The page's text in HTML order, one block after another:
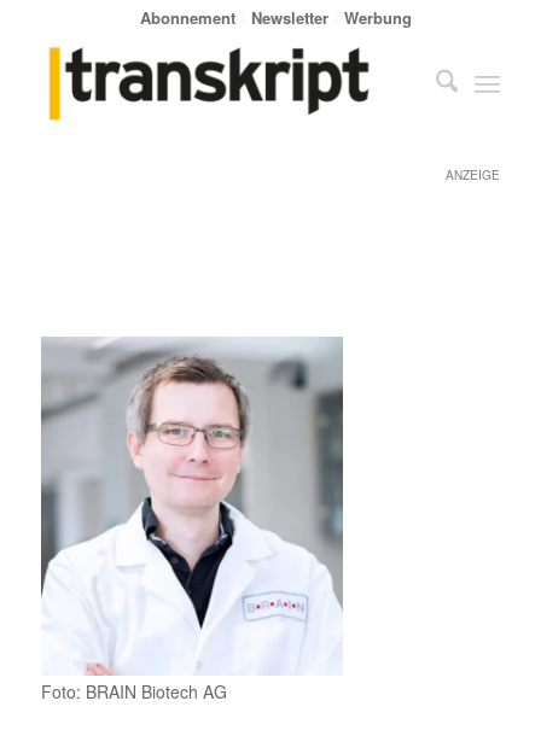
Abonnement Newsletter Werbung
ANZEIGE
Foto: BRAIN Biotech AG